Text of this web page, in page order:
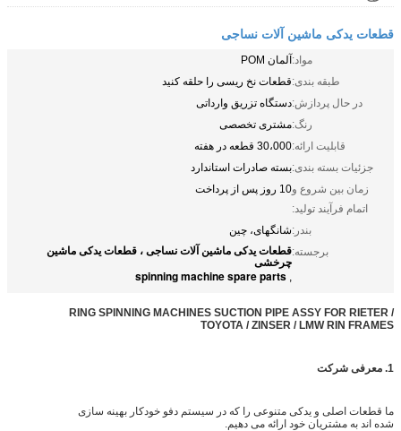
قطعات یدکی ماشین آلات نساجی
مواد:آلمان POM
طبقه بندی:قطعات نخ ریسی را حلقه کنید
در حال پردازش:دستگاه تزریق وارداتی
رنگ:مشتری تخصصی
قابلیت ارائه:30،000 قطعه در هفته
جزئیات بسته بندی:بسته صادرات استاندارد
زمان بین شروع و
اتمام فرآیند تولید:
10 روز پس از پرداخت
بندر:شانگهای، چین
برجسته:قطعات یدکی ماشین آلات نساجی ، قطعات یدکی ماشین
چرخشی
,
spinning machine spare parts
RING SPINNING MACHINES SUCTION PIPE ASSY FOR RIETER /
TOYOTA / ZINSER / LMW RIN FRAMES
1. معرفی شرکت
ما قطعات اصلی و یدکی متنوعی را که در سیستم دفو خودکار بهینه سازی
شده اند به مشتریان خود ارائه می دهیم.